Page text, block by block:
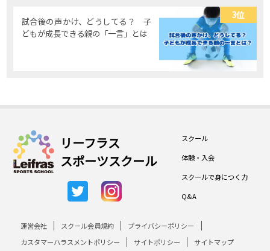
3位
試合後の声かけ、どうしてる？ 子
どもが成長できる親の「一言」とは
リーフラス
スポーツスクール
スクール
体験・入会
スクールで身につく力
Q&A
運営会社 スクール会員規約
プライバシーポリシー
カスタマーハラスメントポリシー
サイトポリシー サイトマップ